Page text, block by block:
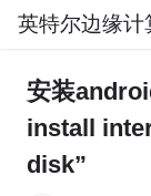
英特尔边缘计
社区 英特
安装
install
disk”